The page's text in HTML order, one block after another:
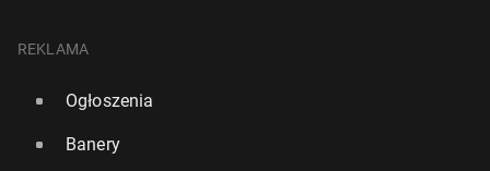
REKLAMA
Ogłoszenia
Banery